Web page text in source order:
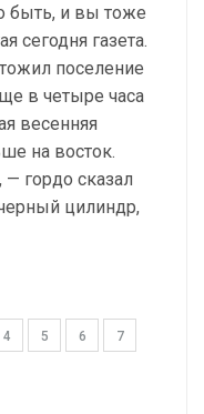
быть, и вы тоже
сегодня газета.
поселение
в четыре часа
весенняя
на восток.
гордо сказал
цилиндр,
4 5 6 7